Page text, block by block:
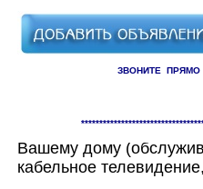
ЗВОНИТЕ
Здесь Вы сможете
компаниях,
Вашему дому
кабельное